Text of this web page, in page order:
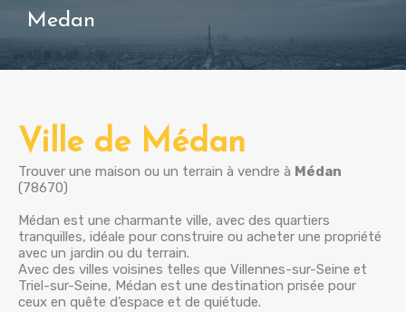
Medan
Ville de Médan
Trouver une maison ou un terrain à vendre à Médan
(78670)
Médan est une charmante ville, avec des quartiers
tranquilles, idéale pour construire ou acheter une propriété
avec un jardin ou du terrain.
Avec des villes voisines telles que Villennes-sur-Seine et
Triel-sur-Seine, Médan est une destination prisée pour
ceux en quête d’espace et de quiétude.